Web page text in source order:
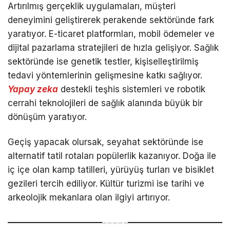
Artırılmış gerçeklik uygulamaları, müşteri
deneyimini geliştirerek perakende sektöründe fark
yaratıyor. E-ticaret platformları, mobil ödemeler ve
dijital pazarlama stratejileri de hızla gelişiyor. Sağlık
sektöründe ise genetik testler, kişiselleştirilmiş
tedavi yöntemlerinin gelişmesine katkı sağlıyor.
Yapay zeka destekli teşhis sistemleri ve robotik
cerrahi teknolojileri de sağlık alanında büyük bir
dönüşüm yaratıyor.
Geçiş yapacak olursak, seyahat sektöründe ise
alternatif tatil rotaları popülerlik kazanıyor. Doğa ile
iç içe olan kamp tatilleri, yürüyüş turları ve bisiklet
gezileri tercih ediliyor. Kültür turizmi ise tarihi ve
arkeolojik mekanlara olan ilgiyi artırıyor.